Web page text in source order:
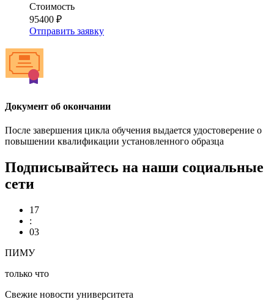
Стоимость
95400 ₽
Отправить заявку
Документ об окончании
После завершения цикла обучения выдается удостоверение о
повышении квалификации установленного образца
Подписывайтесь на наши социальные
сети
17
:
03
ПИМУ
только что
Свежие новости университета